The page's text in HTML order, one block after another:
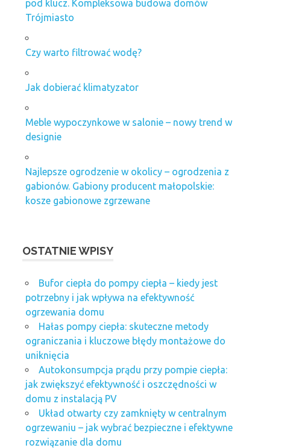
pod klucz. Kompleksowa budowa domów
Trójmiasto
Czy warto filtrować wodę?
Jak dobierać klimatyzator
Meble wypoczynkowe w salonie – nowy trend w
designie
Najlepsze ogrodzenie w okolicy – ogrodzenia z
gabionów. Gabiony producent małopolskie:
kosze gabionowe zgrzewane
OSTATNIE WPISY
Bufor ciepła do pompy ciepła – kiedy jest
potrzebny i jak wpływa na efektywność
ogrzewania domu
Hałas pompy ciepła: skuteczne metody
ograniczania i kluczowe błędy montażowe do
uniknięcia
Autokonsumpcja prądu przy pompie ciepła:
jak zwiększyć efektywność i oszczędności w
domu z instalacją PV
Układ otwarty czy zamknięty w centralnym
ogrzewaniu – jak wybrać bezpieczne i efektywne
rozwiązanie dla domu